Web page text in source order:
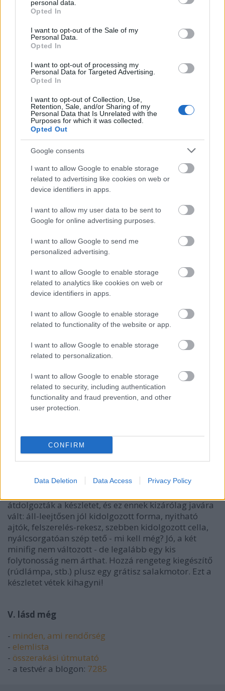
grant or deny consent to Google and its third-party tags to
use your data for below specified purposes in below Google
consent section.
personal data.
Opted In
I want to opt-out of the Sale of my
Personal Data.
Opted In
I want to opt-out of processing my
Personal Data for Targeted Advertising.
Opted In
I want to opt-out of Collection, Use,
Retention, Sale, and/or Sharing of my
Personal Data that Is Unrelated with the
Purposes for which it was collected.
Opted Out
Google consents
I want to allow Google to enable storage
related to advertising like cookies on web or
device identifiers in apps.
I want to allow my user data to be sent to
Google for online advertising purposes.
I want to allow Google to send me
personalized advertising.
I want to allow Google to enable storage
related to analytics like cookies on web or
device identifiers in apps.
I want to allow Google to enable storage
related to functionality of the website or app.
I want to allow Google to enable storage
related to personalization.
I want to allow Google to enable storage
related to security, including authentication
functionality and fraud prevention, and other
user protection.
CONFIRM
Data Deletion Data Access Privacy Policy
A szerszámos láda magában is király!
Ára: 10/10. A készlet nem drágult, a boltban egymás
mellé tettem mindkét készletet, ugyanúgy 16,99
euróba kerültek. Rosszul matricázták volna fel az új
készlet árát? (Nem, azóta voltam más boltokban is,
az ár TÉNYLEG nem változott.)
Kellékek glédája (mínusz rabló, ő már a
átdolgozták a készletet, és ez ennek kizárólag javára
vált: áll-leejtősen jól kidolgozott forma, nyitható
ajtók, felszerelés-rekesz, szebben kidolgozott cella,
nyálcsorgatóan szép tető - mi kell még? Jó, a két
minifig nem változott - de legalább egy kis
folytonosság nem árthat. Hozzá rengeteg kiegészítő
(rúdlámpa, stb.) plusz egy grátisz salakmotor. Ezt a
készletet vétek kihagyni!
V. lásd még
- minden, ami rendőrség
- elemlista
- összerakási útmutató
- a testvér a blogon: 7285